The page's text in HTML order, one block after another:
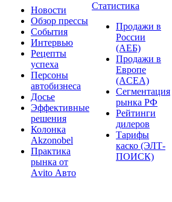
Новости
Обзор прессы
События
Интервью
Рецепты
успеха
Персоны
автобизнеса
Досье
Эффективные
решения
Колонка
Akzonobel
Практика
рынка от
Аvito Авто
Статистика
Продажи в
России
(АЕБ)
Продажи в
Европе
(ACEA)
Сегментация
рынка РФ
Рейтинги
дилеров
Тарифы
каско (ЭЛТ-
ПОИСК)